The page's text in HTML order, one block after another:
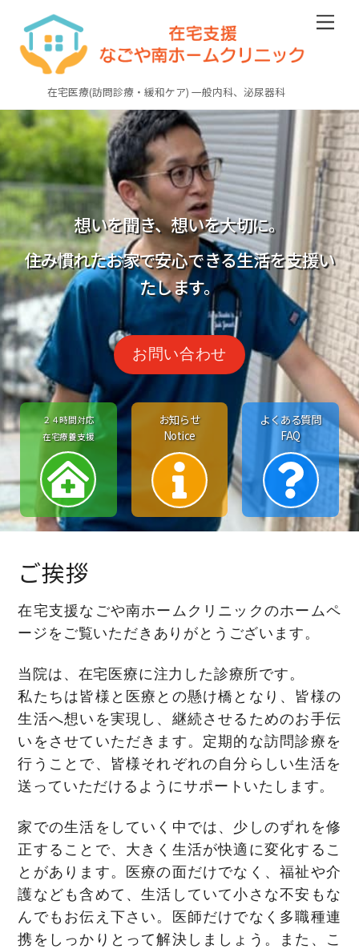
content
在宅医療(訪問診療・緩和ケア) 一般内科、泌尿器科
想いを聞き、想いを大切に。
住み慣れたお家で安心できる生活を支援い
たします。
お問い合わせ
２４時間対応
在宅療養支援
お知らせ
Notice
よくある質問
FAQ
ご挨拶
在宅支援なごや南ホームクリニックのホームペ
ージをご覧いただきありがとうございます。
当院は、在宅医療に注力した診療所です。
私たちは皆様と医療との懸け橋となり、皆様の
生活へ想いを実現し、継続させるためのお手伝
いをさせていただきます。定期的な訪問診療を
行うことで、皆様それぞれの自分らしい生活を
送っていただけるようにサポートいたします。
家での生活をしていく中では、少しのずれを修
正することで、大きく生活が快適に変化するこ
とがあります。医療の面だけでなく、福祉や介
護なども含めて、生活していて小さな不安もな
んでもお伝え下さい。医師だけでなく多職種連
携をしっかりとって解決しましょう。また、こ